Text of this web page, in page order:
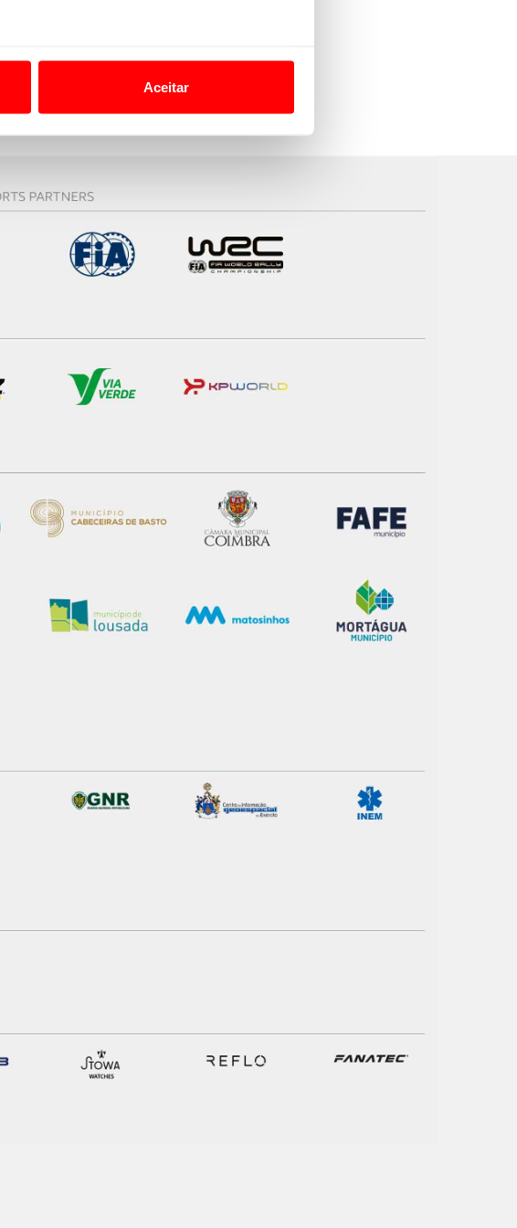
e anúncios, para lhe proporcionar
no nosso website.
realizadas apenas com o seu
serviços a prestar.
Aceitar